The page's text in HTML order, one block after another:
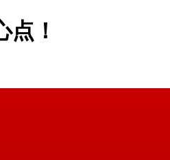
！